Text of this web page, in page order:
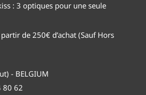
: 3 optiques pour une seule
de 250€ d’achat (Sauf Hors
- BELGIUM
80 62